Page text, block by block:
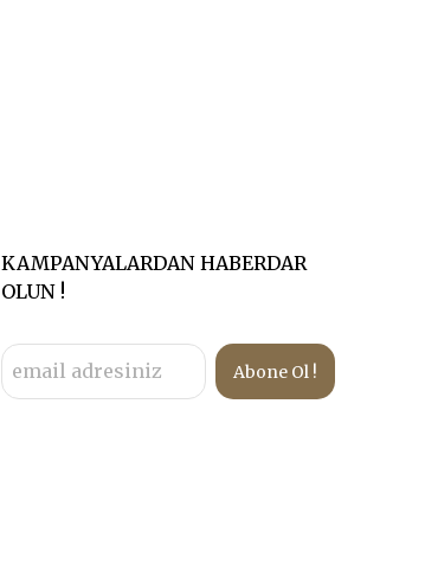
KAMPANYALARDAN HABERDAR
OLUN !
Abone Ol !